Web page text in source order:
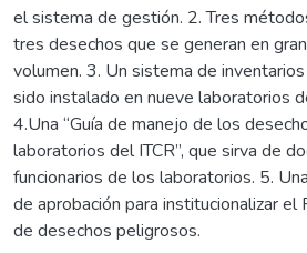
el sistema de gestión. 2. Tres
tres desechos que se generan en
volumen. 3. Un sistema de
sido instalado en nueve laboratorios
4.Una “Guía de manejo de los
laboratorios del ITCR”, que sirva de
funcionarios de los laboratorios. 5.
de aprobación para institucionalizar el
de desechos peligrosos.